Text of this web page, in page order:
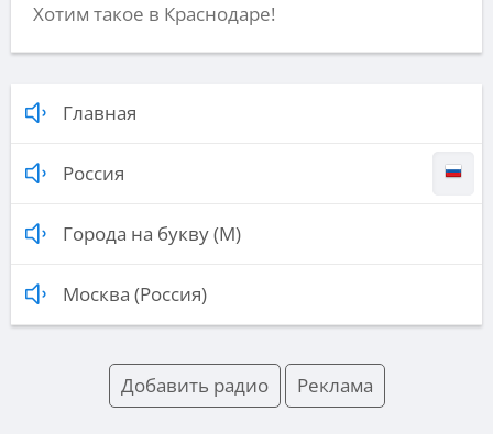
Хотим такое в Краснодаре!
Главная
Россия
Города на букву (М)
Москва (Россия)
Добавить радио Реклама